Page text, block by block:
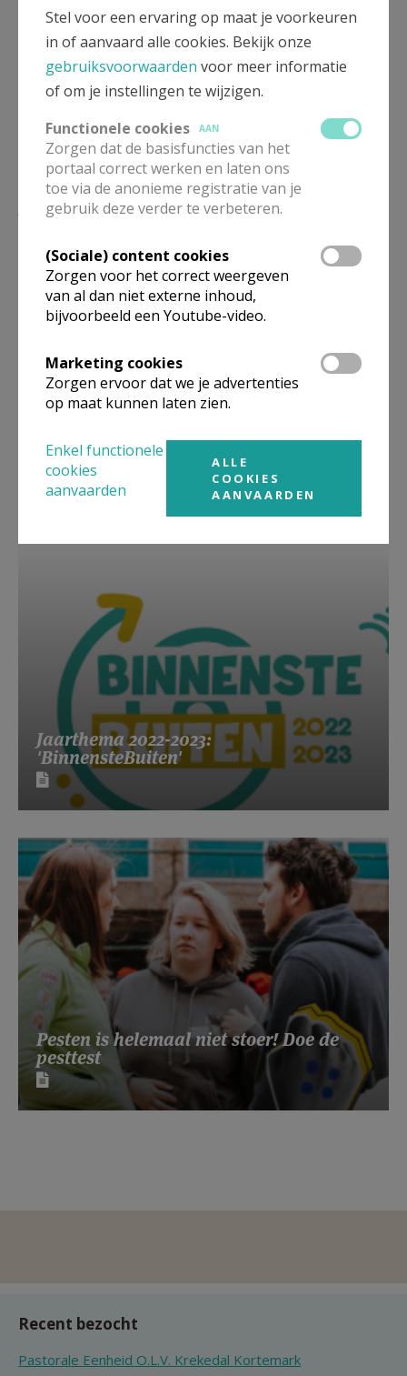
Klik hier voor de voorlopige planning en de
praktische afspraken rond het Vormsel
Lees meer
Getuigenis over OJP - Zomerse
abdijdagen in Orval voor jongeren
Jaarthema 2022-2023:
'BinnensteBuiten'
Pesten is helemaal niet stoer! Doe de
pesttest
Recent bezocht
Pastorale Eenheid O.L.V. Krekedal Kortemark
Stel voor een ervaring op maat je voorkeuren
in of aanvaard alle cookies. Bekijk onze
gebruiksvoorwaarden voor meer informatie
of om je instellingen te wijzigen.
Functionele cookies
AAN
Zorgen dat de basisfuncties van het
portaal correct werken en laten ons
toe via de anonieme registratie van je
gebruik deze verder te verbeteren.
(Sociale) content cookies
Zorgen voor het correct weergeven
van al dan niet externe inhoud,
bijvoorbeeld een Youtube-video.
Marketing cookies
Zorgen ervoor dat we je advertenties
op maat kunnen laten zien.
Enkel functionele
cookies
aanvaarden
ALLE
COOKIES
AANVAARDEN